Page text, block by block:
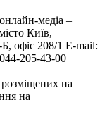
медіа –
Київ,
208/1 E-mail:
205-43-00
розміщених на
на